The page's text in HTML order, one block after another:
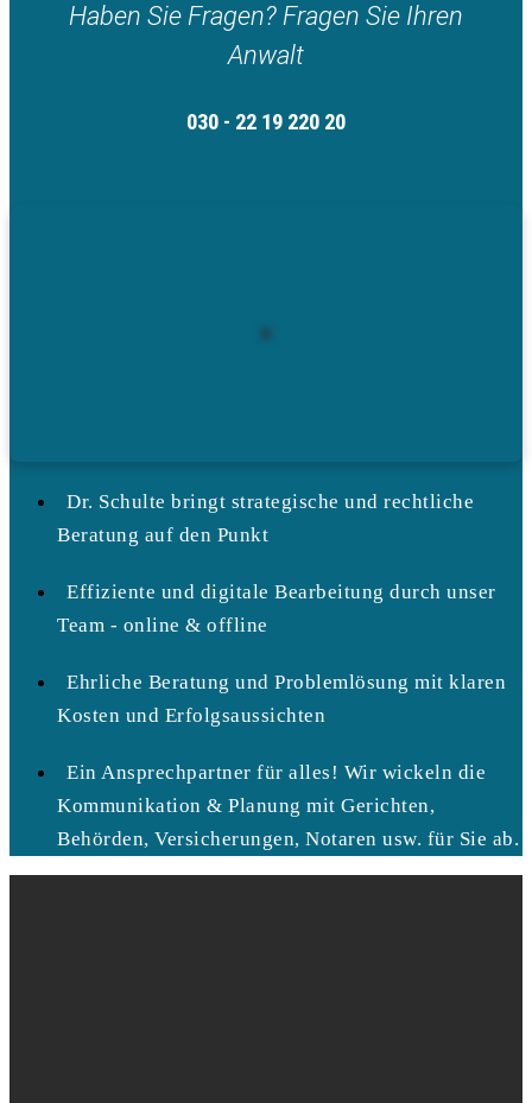
Haben Sie Fragen? Fragen Sie Ihren
Anwalt
030 - 22 19 220 20
Dr. Schulte bringt strategische und rechtliche
Beratung auf den Punkt
Effiziente und digitale Bearbeitung durch unser
Team - online & offline
Ehrliche Beratung und Problemlösung mit klaren
Kosten und Erfolgsaussichten
Ein Ansprechpartner für alles! Wir wickeln die
Kommunikation & Planung mit Gerichten,
Behörden, Versicherungen, Notaren usw. für Sie ab.